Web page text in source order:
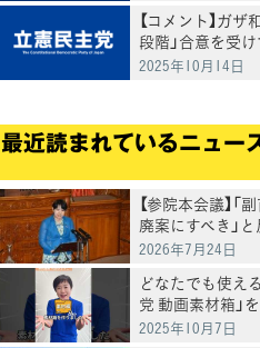
【コメント】ガザ
段階」合意を受け
2025年10月14日
最近読まれているニュー
【参院本会議】「
廃案にすべき」
明 岸真紀子議員
2026年7月24日
どなたでも使え
党 動画素材箱」
した
2025年10月7日